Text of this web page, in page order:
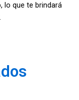
lo que te brindará